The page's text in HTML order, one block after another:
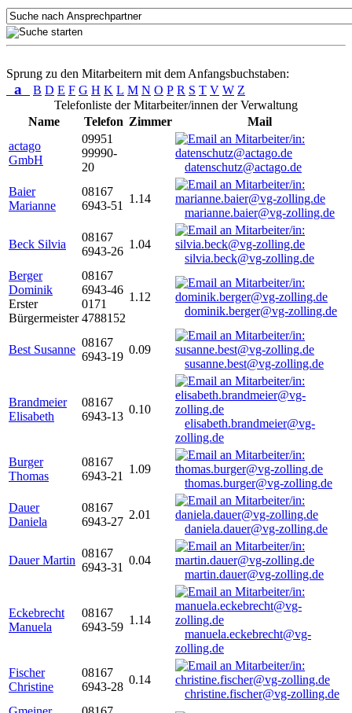
Sprung zu den Mitarbeitern mit dem Anfangsbuchstaben:
a B D E F G H K L M N O P R S T V W Z
Telefonliste der Mitarbeiter/innen der Verwaltung
Name
Telefon Zimmer
Mail
actago
GmbH
09951
99990-
20
datenschutz@actago.de
Baier
Marianne
08167
6943-51
1.14
marianne.baier@vg-zolling.de
Beck Silvia
08167
6943-26
1.04
silvia.beck@vg-zolling.de
Berger
Dominik
Erster
Bürgermeister
08167
6943-46
0171
4788152
1.12
dominik.berger@vg-zolling.de
Best Susanne
08167
6943-19
0.09
susanne.best@vg-zolling.de
Brandmeier
Elisabeth
08167
6943-13
0.10
elisabeth.brandmeier@vg-
zolling.de
Burger
Thomas
08167
6943-21
1.09
thomas.burger@vg-zolling.de
Dauer
Daniela
08167
6943-27
2.01
daniela.dauer@vg-zolling.de
Dauer Martin
08167
6943-31
0.04
martin.dauer@vg-zolling.de
Eckebrecht
Manuela
08167
6943-59
1.14
manuela.eckebrecht@vg-
zolling.de
Fischer
Christine
08167
6943-28
0.14
christine.fischer@vg-zolling.de